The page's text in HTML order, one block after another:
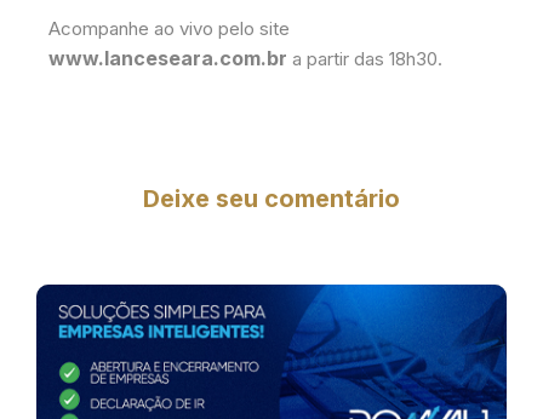
Acompanhe ao vivo pelo site
www.lanceseara.com.br a partir das 18h30.
Deixe seu comentário